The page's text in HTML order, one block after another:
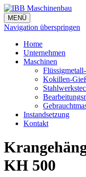
MENÜ
Navigation überspringen
Home
Unternehmen
Maschinen
Kokillen-
Instandsetzung
Kontakt
KH 500